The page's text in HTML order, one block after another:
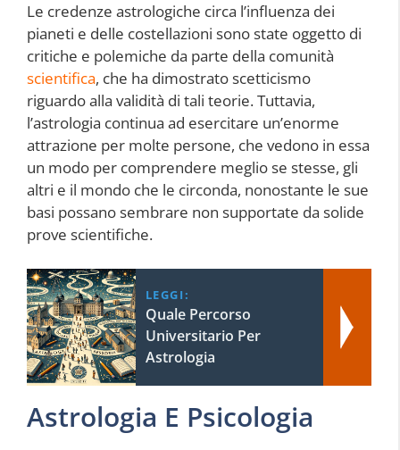
Le credenze astrologiche circa l’influenza dei
pianeti e delle costellazioni sono state oggetto di
critiche e polemiche da parte della comunità
scientifica, che ha dimostrato scetticismo
riguardo alla validità di tali teorie. Tuttavia,
l’astrologia continua ad esercitare un’enorme
attrazione per molte persone, che vedono in essa
un modo per comprendere meglio se stesse, gli
altri e il mondo che le circonda, nonostante le sue
basi possano sembrare non supportate da solide
prove scientifiche.
LEGGI:
Quale Percorso
Universitario Per
Astrologia
Astrologia E Psicologia